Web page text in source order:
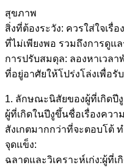
สุขภาพ
สิ่งที่ต้องระวัง: ควรใส่ใจเรื่
ที่ไม่เพียงพอ รวมถึงการดูแ
การปรับสมดุล: ลองหาเวล
ที่อยู่อาศัยให้โปร่งโล่งเพื่อรั
1. ลักษณะนิสัยของผู้ที่เกิดปีงู
ผู้ที่เกิดในปีงูขึ้นชื่อเรื่องควา
สังเกตมากกว่าที่จะตอบโต้
จุดแข็ง:
ฉลาดและวิเคราะห์เก่ง:ผู้ที่